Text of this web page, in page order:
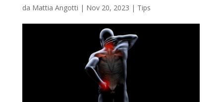
da Mattia Angotti | Nov 20, 2023 | Tips